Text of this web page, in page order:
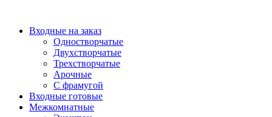
содержимому
Входные на заказ
Одностворчатые
Двухстворчатые
Трехстворчатые
Арочные
С фрамугой
Входные готовые
Межкомнатные